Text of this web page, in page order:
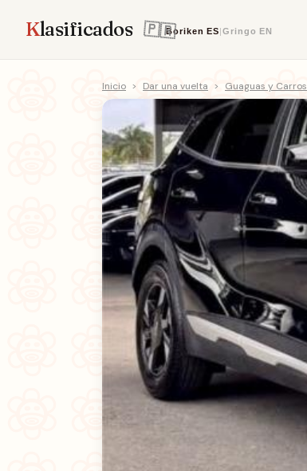
Klasificados Boriken ES|Gringo EN
Inicio > Dar una vuelta > Guaguas y Carros